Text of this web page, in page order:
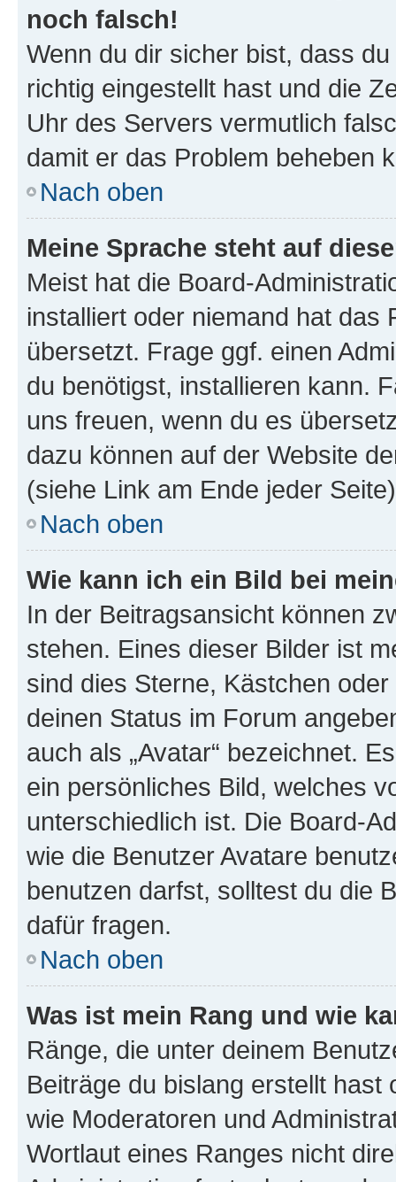
noch falsch!
Wenn du dir sicher bist, dass
richtig eingestellt hast und die
Uhr des Servers vermutlich
damit er das Problem beheben
Nach oben
Meine Sprache steht auf
Meist hat die Board-
installiert oder niemand hat das
übersetzt. Frage ggf. einen
du benötigst, installieren kann.
uns freuen, wenn du es
dazu können auf der Website
(siehe Link am Ende jeder
Nach oben
Wie kann ich ein Bild bei
In der Beitragsansicht können
stehen. Eines dieser Bilder ist
sind dies Sterne, Kästchen
deinen Status im Forum
auch als „Avatar“ bezeichnet.
ein persönliches Bild, welches
unterschiedlich ist. Die Board-
wie die Benutzer Avatare
benutzen darfst, solltest du die
dafür fragen.
Nach oben
Was ist mein Rang und wie
Ränge, die unter deinem
Beiträge du bislang erstellt
wie Moderatoren und
Wortlaut eines Ranges nicht